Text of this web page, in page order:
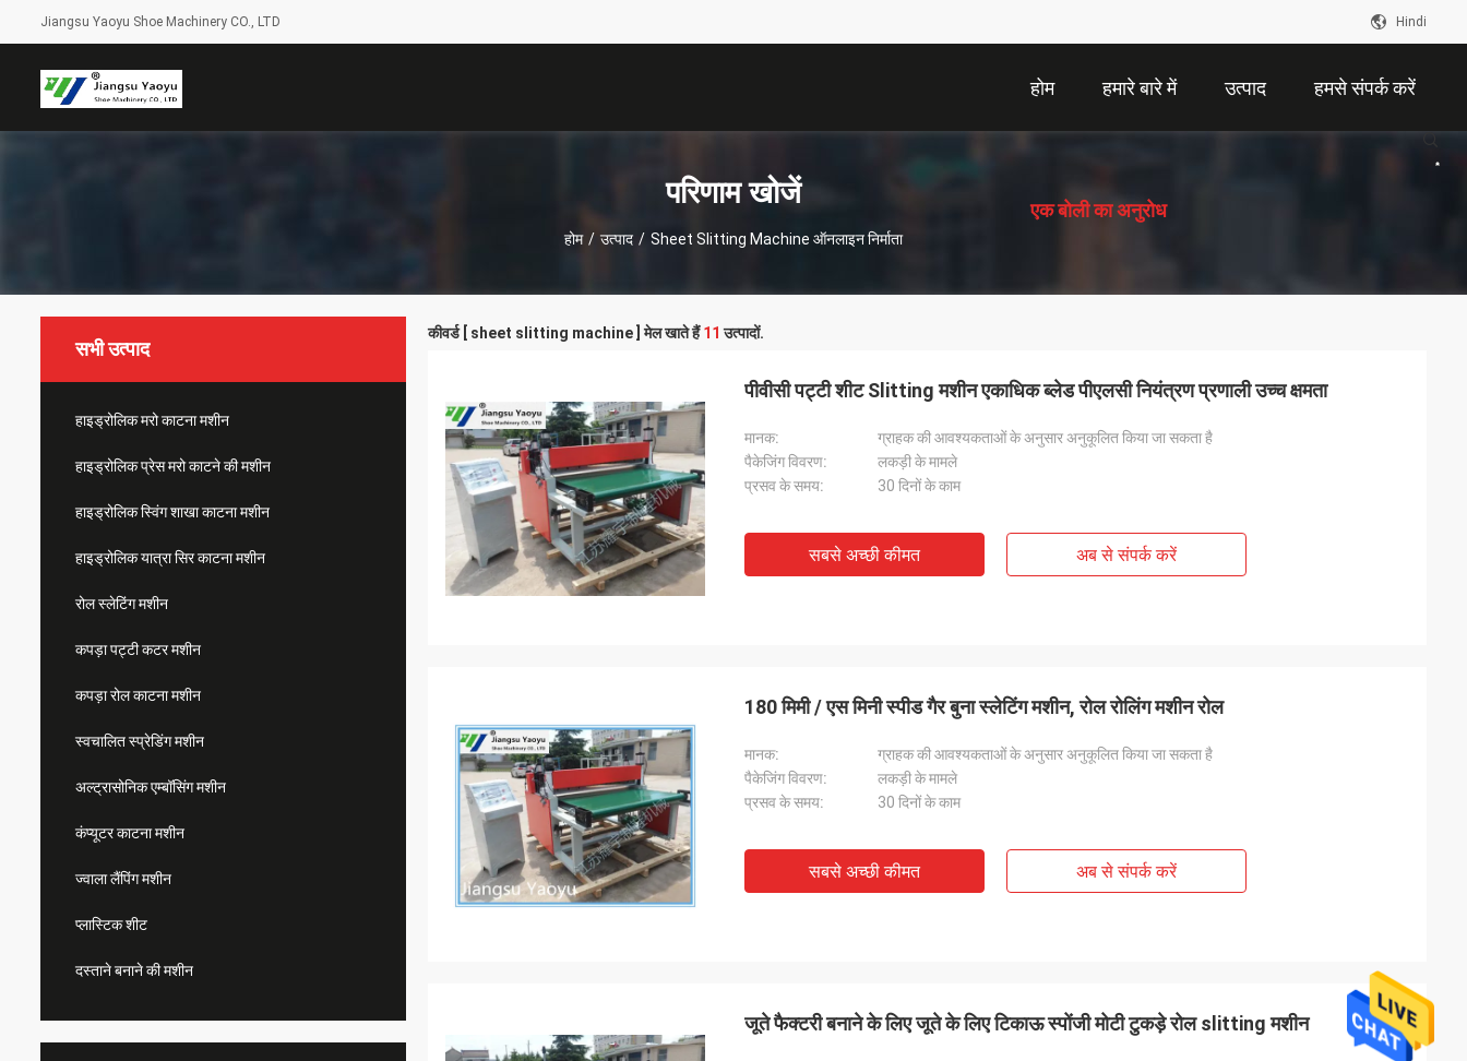
Jiangsu Yaoyu Shoe Machinery CO., LTD Hindi
होम हमारे बारे में उत्पाद हमसे संपर्क करें
एक बोली का अनुरोध
परिणाम खोजें
होम / उत्पाद / Sheet Slitting Machine ऑनलाइन निर्माता
सभी उत्पाद
हाइड्रोलिक मरो काटना मशीन
हाइड्रोलिक प्रेस मरो काटने की मशीन
हाइड्रोलिक स्विंग शाखा काटना मशीन
हाइड्रोलिक यात्रा सिर काटना मशीन
रोल स्लेटिंग मशीन
कपड़ा पट्टी कटर मशीन
कपड़ा रोल काटना मशीन
स्वचालित स्प्रेडिंग मशीन
अल्ट्रासोनिक एम्बॉसिंग मशीन
कंप्यूटर काटना मशीन
ज्वाला लैंपिंग मशीन
प्लास्टिक शीट
दस्ताने बनाने की मशीन
कीवर्ड [ sheet slitting machine ] मेल खाते हैं11 उत्पादों.
पीवीसी पट्टी शीट Slitting मशीन एकाधिक ब्लेड पीएलसी नियंत्रण प्रणाली उच्च क्षमता
मानक:
ग्राहक की आवश्यकताओं के अनुसार अनुकूलित किया जा सकता है
पैकेजिंग विवरण:
लकड़ी के मामले
प्रसव के समय:
30 दिनों के काम
सबसे अच्छी कीमत अब से संपर्क करें
180 मिमी / एस मिनी स्पीड गैर बुना स्लेटिंग मशीन, रोल रोलिंग मशीन रोल
मानक:
ग्राहक की आवश्यकताओं के अनुसार अनुकूलित किया जा सकता है
पैकेजिंग विवरण:
लकड़ी के मामले
प्रसव के समय:
30 दिनों के काम
सबसे अच्छी कीमत अब से संपर्क करें
जूते फैक्टरी बनाने के लिए जूते के लिए टिकाऊ स्पोंजी मोटी टुकड़े रोल slitting मशीन